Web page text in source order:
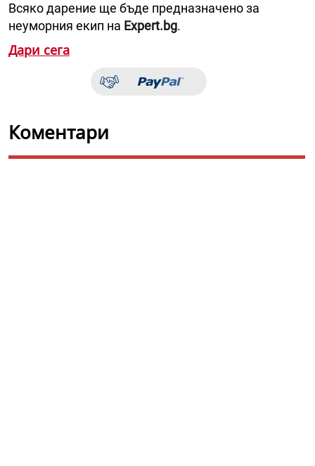
Всяко дарение ще бъде предназначено за
неуморния екип на Expert.bg.
Дари сега
Коментари